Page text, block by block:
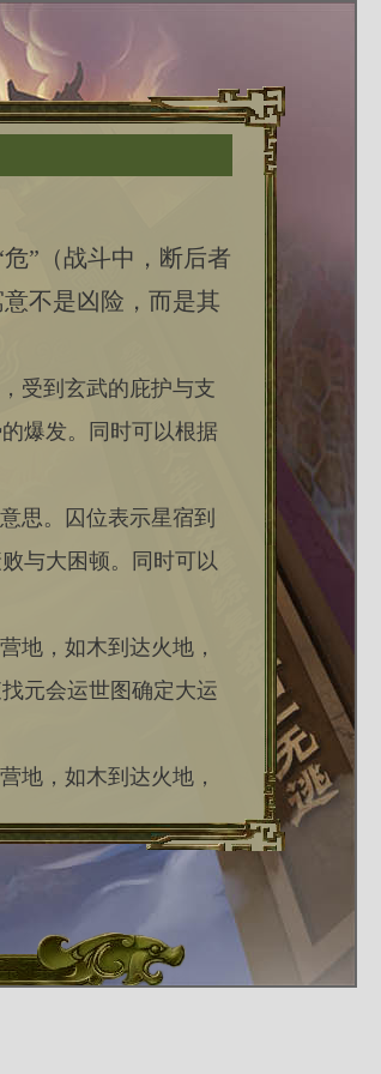
危”（战斗中，断后者
不是凶险，而是其
受到玄武的庇护与支
爆发。同时可以根据
思。囚位表示星宿到
与大困顿。同时可以
地，如木到达火地，
元会运世图确定大运
地，如木到达火地，
元会运世图确定大运
大。